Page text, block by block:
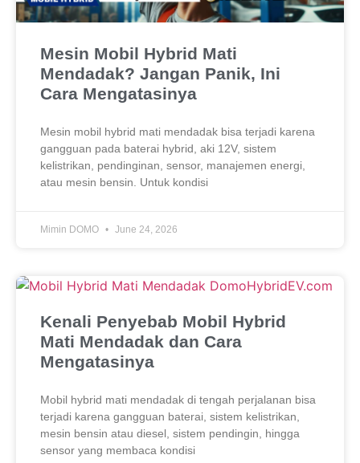
Mesin Mobil Hybrid Mati
Mendadak? Jangan Panik, Ini
Cara Mengatasinya
Mesin mobil hybrid mati mendadak bisa terjadi karena
gangguan pada baterai hybrid, aki 12V, sistem
kelistrikan, pendinginan, sensor, manajemen energi,
atau mesin bensin. Untuk kondisi
Mimin DOMO June 24, 2026
Kenali Penyebab Mobil Hybrid
Mati Mendadak dan Cara
Mengatasinya
Mobil hybrid mati mendadak di tengah perjalanan bisa
terjadi karena gangguan baterai, sistem kelistrikan,
mesin bensin atau diesel, sistem pendingin, hingga
sensor yang membaca kondisi